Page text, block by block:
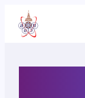
เนื้อหา